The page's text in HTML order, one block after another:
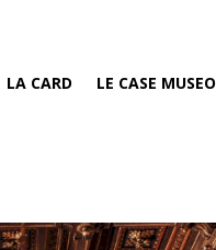
LA CARD LE CASE MUSEO